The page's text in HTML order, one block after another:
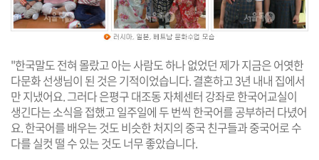
"한국말도 전혀 몰랐고 아는 사람도 하나 없었던 제가 지금은 어엿한
다문화 선생님이 된 것은 기적이었습니다. 결혼하고 3년 내내 집에서
만 지냈어요. 그러다 은평구 대조동 자체센터 강좌로 한국어교실이
생긴다는 소식을 접했고 일주일에 두 번씩 한국어를 공부하러 다녔어
요. 한국어를 배우는 것도 비슷한 처지의 중국 친구들과 중국어로 수
다를 실컷 떨 수 있는 것도 너무 좋았습니다.